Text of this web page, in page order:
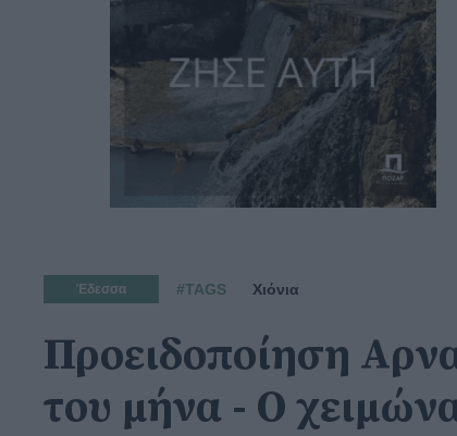
Έδεσσα #TAGS Χιόνια
Προειδοποίηση
του μήνα - Ο